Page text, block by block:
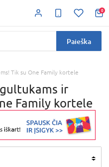
0
Paieška
Tik su One Family kortele
ir
Family kortele